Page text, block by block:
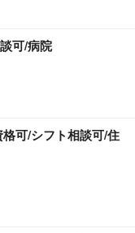
可/病院
格可/シフト相談可/住